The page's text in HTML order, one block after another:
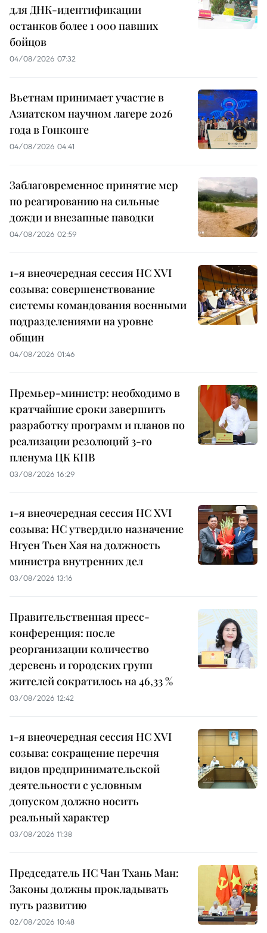
для ДНК-идентификации
останков более 1 000 павших
бойцов
04/08/2026 07:32
Вьетнам принимает участие в
Азиатском научном лагере 2026
года в Гонконге
04/08/2026 04:41
Заблаговременное принятие мер
по реагированию на сильные
дожди и внезапные паводки
04/08/2026 02:59
1-я внеочередная сессия НС XVI
созыва: совершенствование
системы командования военными
подразделениями на уровне
общин
04/08/2026 01:46
Премьер-министр: необходимо в
кратчайшие сроки завершить
разработку программ и планов по
реализации резолюций 3-го
пленума ЦК КПВ
03/08/2026 16:29
1-я внеочередная сессия НС XVI
созыва: НС утвердило назначение
Нгуен Тьен Хая на должность
министра внутренних дел
03/08/2026 13:16
Правительственная пресс-
конференция: после
реорганизации количество
деревень и городских групп
жителей сократилось на 46,33 %
03/08/2026 12:42
1-я внеочередная сессия НС XVI
созыва: сокращение перечня
видов предпринимательской
деятельности с условным
допуском должно носить
реальный характер
03/08/2026 11:38
Председатель НС Чан Тхань Ман:
Законы должны прокладывать
путь развитию
02/08/2026 10:48